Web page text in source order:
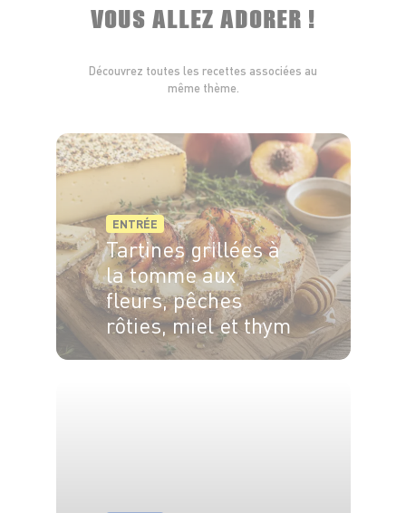
VOUS ALLEZ ADORER !
Découvrez toutes les recettes associées au
même thème.
ENTRÉE
Tartines grillées à
la tomme aux
fleurs, pêches
rôties, miel et thym